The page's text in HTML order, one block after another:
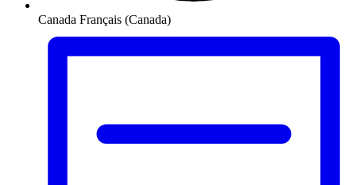
Canada Français (Canada)